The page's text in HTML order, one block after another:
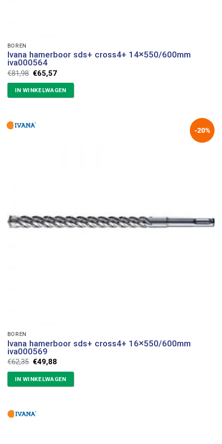
BOREN
Ivana hamerboor sds+ cross4+ 14×550/600mm
iva000564
€81,98 Oorspronkelijke
prijs
was:
€81,98.
€65,57Huidige
is:
€65,57.
IN WINKELWAGEN
-20%
BOREN
Ivana hamerboor sds+ cross4+ 16×550/600mm
iva000569
€62,35 Oorspronkelijke
prijs
was:
€62,35.
€49,88Huidige
is:
€49,88.
IN WINKELWAGEN